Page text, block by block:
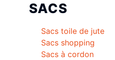
SACS
Sacs toile de jute
Sacs shopping
Sacs à cordon